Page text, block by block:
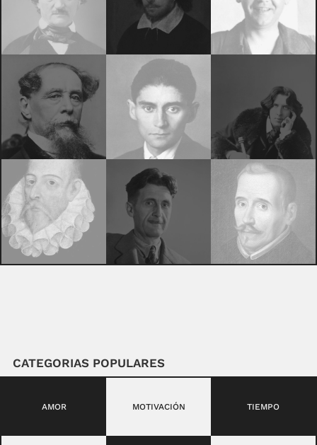
CATEGORIAS POPULARES
AMOR MOTIVACIÓN TIEMPO